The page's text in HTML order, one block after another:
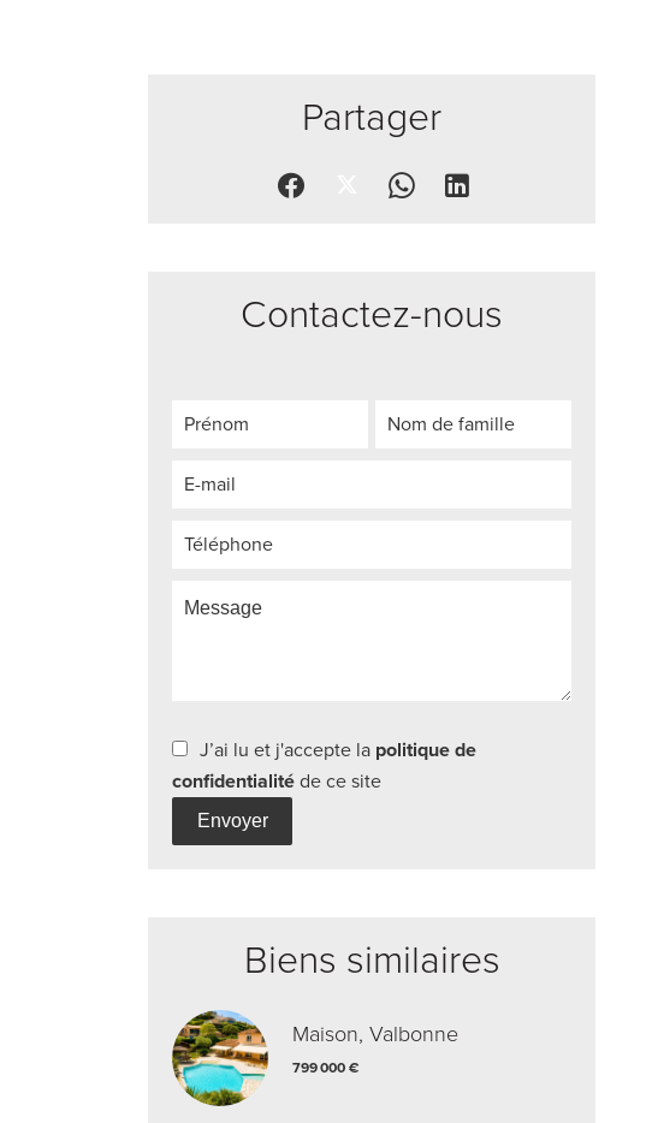
Partager
Contactez-nous
J’ai lu et j'accepte la politique de
confidentialité de ce site
Envoyer
Biens similaires
Maison, Valbonne
799 000 €